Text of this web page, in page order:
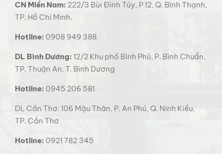
CN Miền Nam: 222/3 Bùi Đình Túy, P 12, Q. Bình Thạnh,
TP. Hồ Chí Minh.
Hotline: 0908 949 388
DL Bình Dương: 12/2 Khu phố Bình Phú, P. Bình Chuẩn,
TP. Thuận An, T. Bình Dương
Hotline: 0945 206 581
DL Cần Thơ: 106 Mậu Thân, P. An Phú, Q. Ninh Kiều,
TP. Cần Thơ
Hotline: 0921 782 345